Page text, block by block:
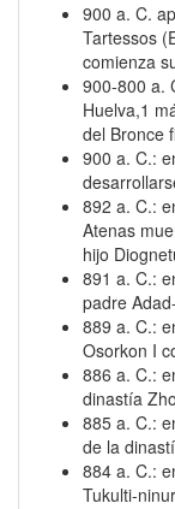
900 a. C.
Tartessos
comienza
900-800 a.
Huelva,1​
del Bronce
900 a. C.:
892 a. C.:
Atenas
hijo
891 a. C.:
padre
889 a. C.:
Osorkon I
886 a. C.:
dinastía
885 a. C.:
de la
884 a. C.:
Tukulti-